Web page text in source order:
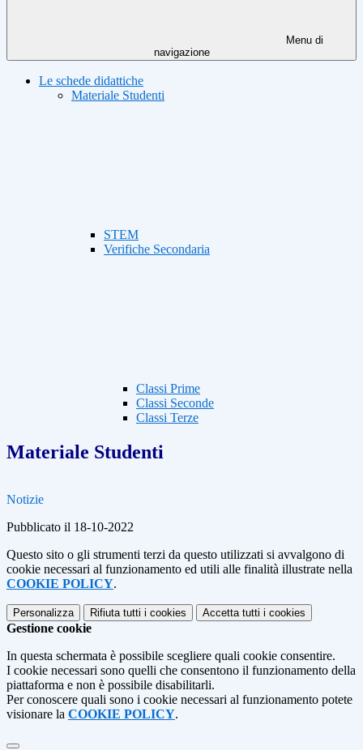
Menu di
navigazione
Le schede didattiche
Materiale Studenti
STEM
Verifiche Secondaria
Classi Prime
Classi Seconde
Classi Terze
Materiale Studenti
Notizie
Pubblicato il 18-10-2022
Questo sito o gli strumenti terzi da questo utilizzati si avvalgono di
cookie necessari al funzionamento ed utili alle finalità illustrate nella
COOKIE POLICY.
Personalizza Rifiuta tutti i cookies Accetta tutti i cookies
Gestione cookie
In questa schermata è possibile scegliere quali cookie consentire.
I cookie necessari sono quelli che consentono il funzionamento della
piattaforma e non è possibile disabilitarli.
Per conoscere quali sono i cookie necessari al funzionamento potete
visionare la COOKIE POLICY.